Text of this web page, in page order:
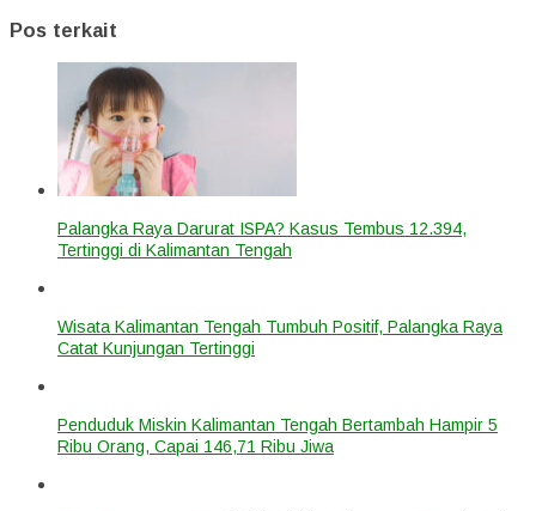
Pos terkait
Palangka Raya Darurat ISPA? Kasus Tembus 12.394,
Tertinggi di Kalimantan Tengah
Wisata Kalimantan Tengah Tumbuh Positif, Palangka Raya
Catat Kunjungan Tertinggi
Penduduk Miskin Kalimantan Tengah Bertambah Hampir 5
Ribu Orang, Capai 146,71 Ribu Jiwa